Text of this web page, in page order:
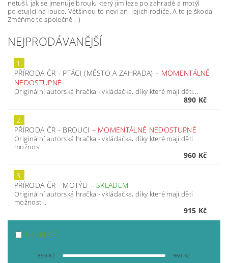
netuší, jak se jmenuje brouk, který jim leze po zahradě a motýl
poletující na louce. Většinou to neví ani jejich rodiče. A to je škoda.
Změňme to společně ;-)
NEJPRODÁVANĚJŠÍ
1.
PŘÍRODA ČR - PTÁCI (MĚSTO A ZAHRADA) – MOMENTÁLNĚ
NEDOSTUPNÉ
Originální autorská hračka - vkládačka, díky které mají děti...
890 Kč
2.
PŘÍRODA ČR - BROUCI – MOMENTÁLNĚ NEDOSTUPNÉ
Originální autorská hračka - vkládačka, díky které mají děti
možnost...
960 Kč
3.
PŘÍRODA ČR - MOTÝLI –SKLADEM
Originální autorská hračka - vkládačka, díky které mají děti
možnost...
915 Kč
NA SKLADĚ
890 Kč 960 Kč